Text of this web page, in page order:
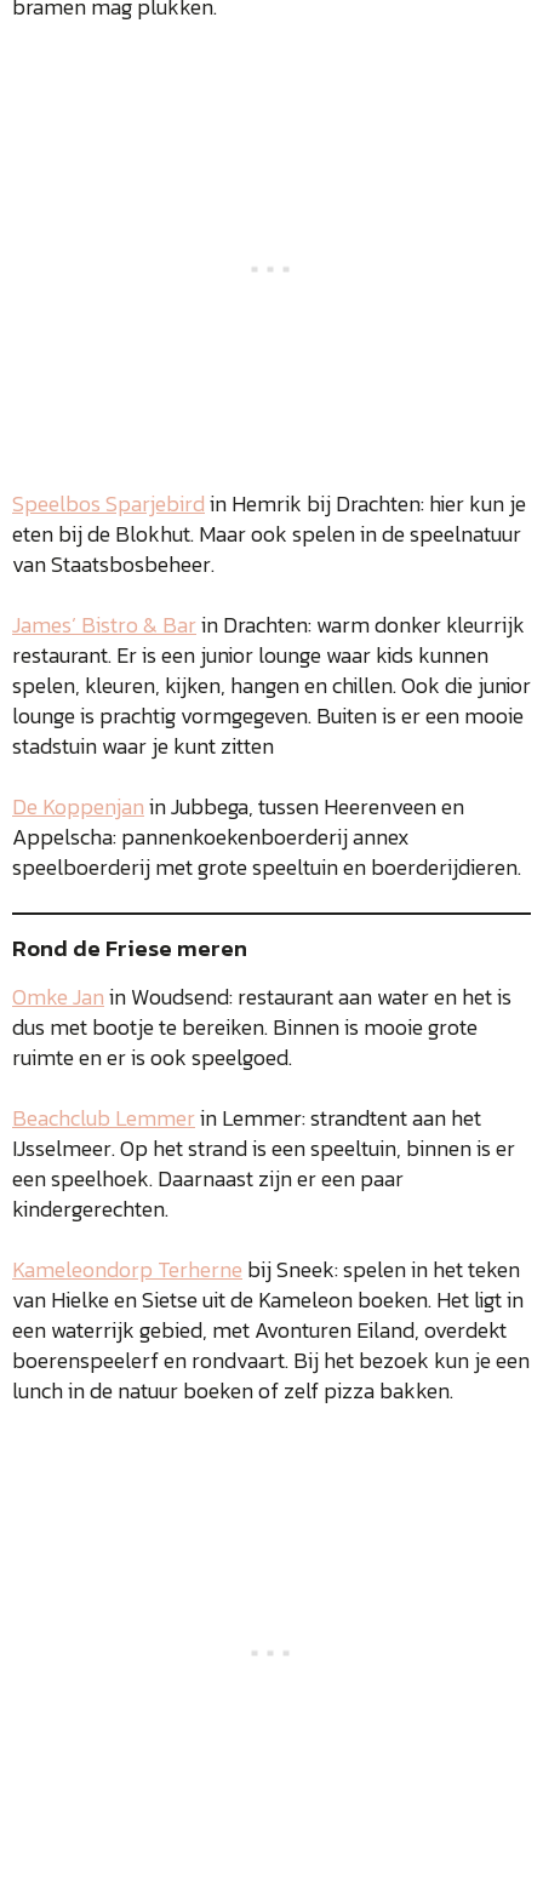
bramen mag plukken.
Speelbos Sparjebirdin Hemrik bij Drachten: hier kun je
eten bij de Blokhut. Maar ook spelen in de speelnatuur
van Staatsbosbeheer.
James’ Bistro & Barin Drachten: warm donker kleurrijk
restaurant. Er is een junior lounge waar kids kunnen
spelen, kleuren, kijken, hangen en chillen. Ook die junior
lounge is prachtig vormgegeven. Buiten is er een mooie
stadstuin waar je kunt zitten
De Koppenjanin Jubbega, tussen Heerenveen en
Appelscha: pannenkoekenboerderij annex
speelboerderij met grote speeltuin en boerderijdieren.
Rond de Friese meren
Omke Janin Woudsend: restaurant aan water en het is
dus met bootje te bereiken. Binnen is mooie grote
ruimte en er is ook speelgoed.
Beachclub Lemmerin Lemmer: strandtent aan het
IJsselmeer. Op het strand is een speeltuin, binnen is er
een speelhoek. Daarnaast zijn er een paar
kindergerechten.
Kameleondorp Terherne bij Sneek: spelen in het teken
van Hielke en Sietse uit de Kameleon boeken. Het ligt in
een waterrijk gebied, met Avonturen Eiland, overdekt
boerenspeelerf en rondvaart. Bij het bezoek kun je een
lunch in de natuur boeken of zelf pizza bakken.